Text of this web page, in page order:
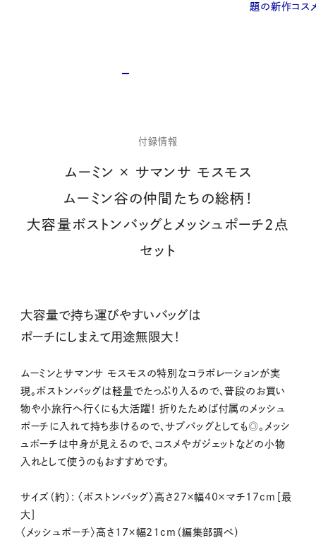
題の新作コス
付録情報
ムーミン × サマンサ モスモス
ムーミン谷の仲間たちの総柄！
大容量ボストンバッグとメッシュポーチ2点
セット
大容量で持ち運びやすいバッグは
ポーチにしまえて用途無限大！
ムーミンとサマンサ モスモスの特別なコラボレーションが実
現。ボストンバッグは軽量でたっぷり入るので、普段のお買い
物や小旅行へ行くにも大活躍！ 折りたためば付属のメッシュ
ポーチに入れて持ち歩けるので、サブバッグとしても◎。メッシ
ュポーチは中身が見えるので、コスメやガジェットなどの小物
入れとして使うのもおすすめです。
サイズ（約）: 〈ボストンバッグ〉高さ27×幅40×マチ17cm［最
大］
〈メッシュポーチ〉高さ17×幅21cm（編集部調べ）